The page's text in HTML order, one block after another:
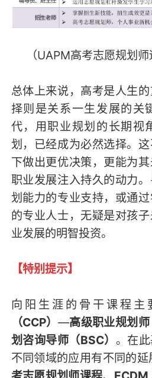
（UAPM高考志愿规划
总体上来说，高考是人生
择则是关系一生发展的关
代，用职业规划的长期视
划，已经成为必然选择。
下做出更优决策，更能为
职业发展注入持久的动力
划能力的专业支持，或通
的专业人士，无疑是对孩
业发展的明智投资。
【特别提示】
向阳生涯的骨干课程主
（CCP） —高级职业规划
划咨询导师（BSC） 。在
不同领域的应用有不同的